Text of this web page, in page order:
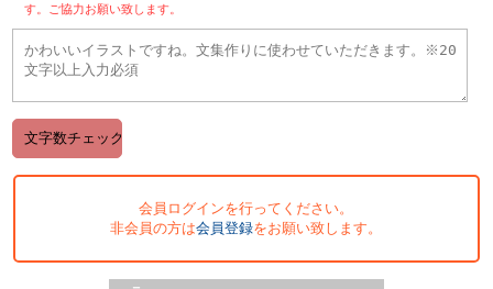
す。ご協力お願い致します。
会員ログインを行ってください。
非会員の方は会員登録をお願い致します。